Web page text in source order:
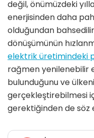
değil, önümüzdeki
enerjisinden daha
olduğundan
dönüşümünün
elektrik üretimindeki
rağmen yenilenebilir
bulunduğunu ve
gerçekleştirebilmesi
gerektiğinden de söz